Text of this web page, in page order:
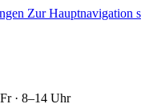
Zur Hauptnavigation
· 8–14 Uhr